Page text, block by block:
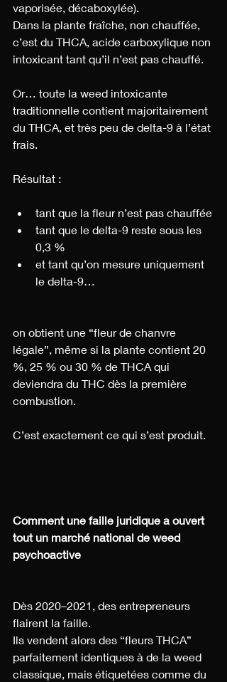
vaporisée, décaboxylée).
Dans la plante fraîche, non chauffée,
c’est du THCA, acide carboxylique non
intoxicant tant qu’il n’est pas chauffé.
Or… toute la weed intoxicante
traditionnelle contient majoritairement
du THCA, et très peu de delta-9 à l’état
frais.
Résultat :
tant que la fleur n’est pas chauffée
tant que le delta-9 reste sous les
0,3 %
et tant qu’on mesure uniquement
le delta-9…
on obtient une “fleur de chanvre
légale”, même si la plante contient 20
%, 25 % ou 30 % de THCA qui
deviendra du THC dès la première
combustion.
C’est exactement ce qui s’est produit.
Comment une faille juridique a ouvert
tout un marché national de weed
psychoactive
Dès 2020–2021, des entrepreneurs
flairent la faille.
Ils vendent alors des “fleurs THCA”
parfaitement identiques à de la weed
classique, mais étiquetées comme du